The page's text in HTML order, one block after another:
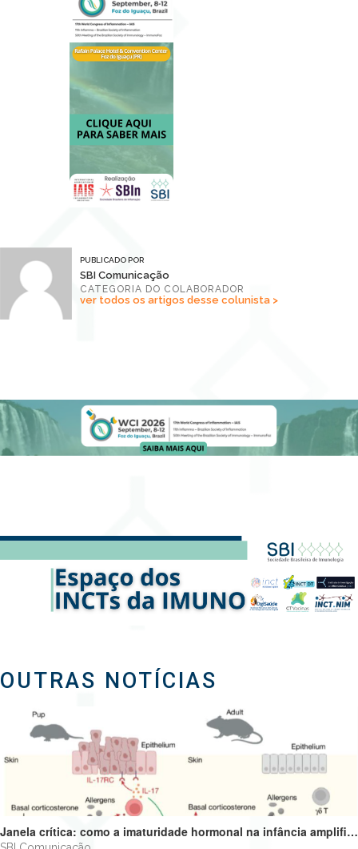
PUBLICADO POR
SBI Comunicação
CATEGORIA DO COLABORADOR
ver todos os artigos desse colunista >
OUTRAS NOTÍCIAS
Janela crítica: como a imaturidade hormonal na infância amplifica alergias e programa o futuro do sistema imune